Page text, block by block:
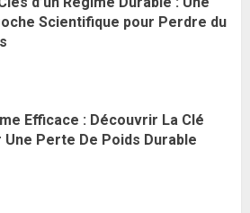
Scientifique pour Perdre du
Efficace : Découvrir La Clé
Une Perte De Poids Durable